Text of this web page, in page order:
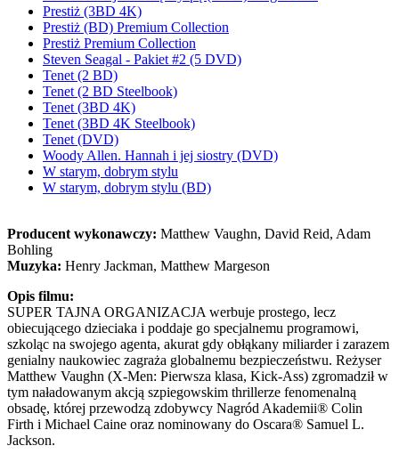
Prestiż (3BD 4K)
Prestiż (BD) Premium Collection
Prestiż Premium Collection
Steven Seagal - Pakiet #2 (5 DVD)
Tenet (2 BD)
Tenet (2 BD Steelbook)
Tenet (3BD 4K)
Tenet (3BD 4K Steelbook)
Tenet (DVD)
Woody Allen. Hannah i jej siostry (DVD)
W starym, dobrym stylu
W starym, dobrym stylu (BD)
Producent wykonawczy: Matthew Vaughn, David Reid, Adam
Bohling
Muzyka: Henry Jackman, Matthew Margeson
Opis filmu:
SUPER TAJNA ORGANIZACJA werbuje prostego, lecz
obiecującego dzieciaka i poddaje go specjalnemu programowi,
szkoląc na swojego agenta, akurat gdy obłąkany miliarder i zarazem
genialny naukowiec zagraża globalnemu bezpieczeństwu. Reżyser
Matthew Vaughn (X-Men: Pierwsza klasa, Kick-Ass) zgromadził w
tym naładowanym akcją szpiegowskim thrillerze fenomenalną
obsadę, której przewodzą zdobywcy Nagród Akademii® Colin
Firth i Michael Caine oraz nominowany do Oscara® Samuel L.
Jackson.